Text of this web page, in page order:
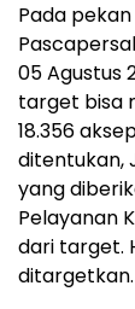
Pada
05 Agustus
target bisa
18.356
ditentukan,
yang
Pelayanan
dari target.
ditargetkan.